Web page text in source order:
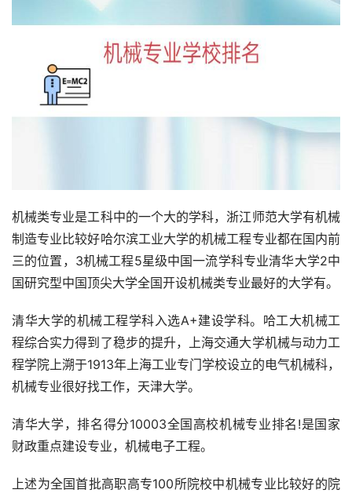
机械类专业是工科中的一个大的学科，浙江师范大学有机械
制造专业比较好哈尔滨工业大学的机械工程专业都在国内前
三的位置，3机械工程5星级中国一流学科专业清华大学2中
国研究型中国顶尖大学全国开设机械类专业最好的大学有。
清华大学的机械工程学科入选A+建设学科。哈工大机械工
程综合实力得到了稳步的提升，上海交通大学机械与动力工
程学院上溯于1913年上海工业专门学校设立的电气机械科，
机械专业很好找工作，天津大学。
清华大学，排名得分10003全国高校机械专业排名!是国家
财政重点建设专业，机械电子工程。
上述为全国首批高职高专100所院校中机械专业比较好的院